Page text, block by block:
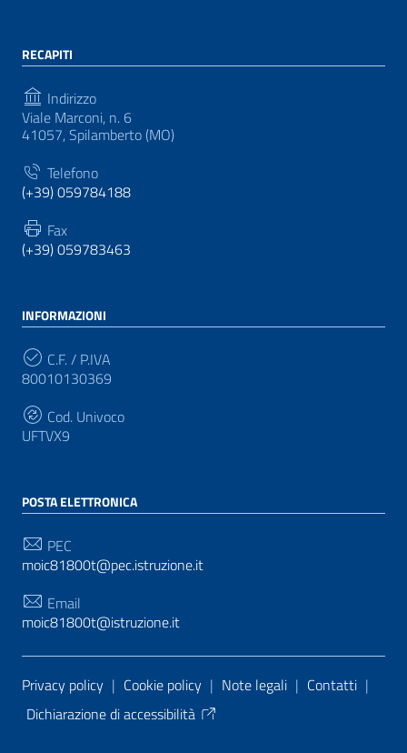
RECAPITI
Indirizzo
Viale Marconi, n. 6
41057, Spilamberto (MO)
Telefono
(+39) 059784188
Fax
(+39) 059783463
INFORMAZIONI
C.F. / P.IVA
80010130369
Cod. Univoco
UFTVX9
POSTA ELETTRONICA
PEC
moic81800t@pec.istruzione.it
Email
moic81800t@istruzione.it
Sezione Link Utili
Privacy policy | Cookie policy | Note legali | Contatti |
Dichiarazione di accessibilità